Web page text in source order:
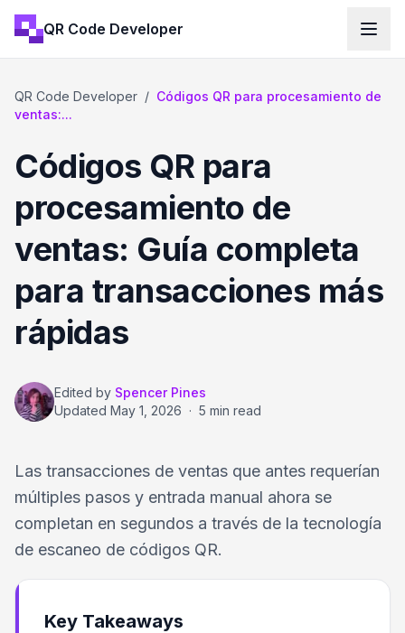
QR Code Developer
QR Code Developer / Códigos QR para procesamiento de
ventas:...
Códigos QR para
procesamiento de
ventas: Guía completa
para transacciones más
rápidas
Edited by Spencer Pines
Updated May 1, 2026 · 5 min read
Las transacciones de ventas que antes requerían
múltiples pasos y entrada manual ahora se
completan en segundos a través de la tecnología
de escaneo de códigos QR.
Key Takeaways